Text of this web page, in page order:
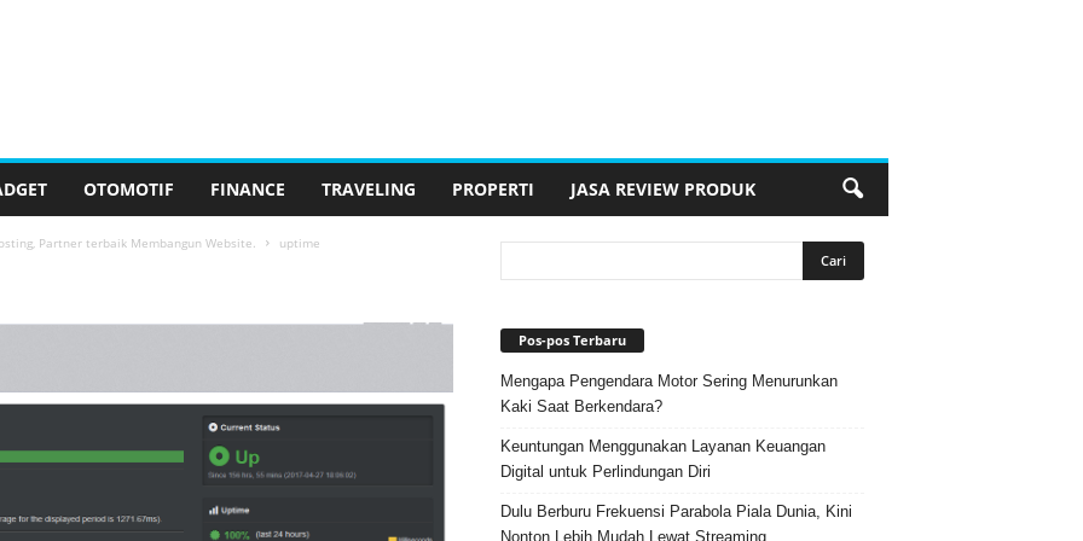
OTOMOTIF FINANCE TRAVELING PROPERTI JASA REVIEW PRODUK
Partner terbaik Membangun Website. uptime
Pos-pos Terbaru
Mengapa Pengendara Motor Sering Menurunkan
Kaki Saat Berkendara?
Keuntungan Menggunakan Layanan Keuangan
Digital untuk Perlindungan Diri
Dulu Berburu Frekuensi Parabola Piala Dunia, Kini
Nonton Lebih Mudah Lewat Streaming